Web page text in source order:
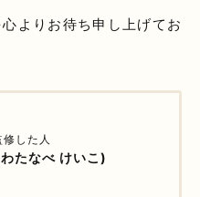
よりお待ち申し上げてお
した人
たなべ けいこ)